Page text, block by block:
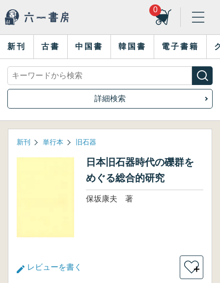
0
新刊 古書 中国書 韓国書 電子書籍
詳細検索
新刊 単行本 旧石器
日本旧石器時代の礫群を
めぐる総合的研究
保坂康夫 著
レビューを書く ＋